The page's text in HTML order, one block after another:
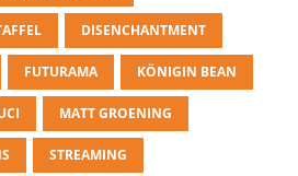
DISENCHANTMENT
FUTURAMA KÖNIGIN BEAN
MATT GROENING
STREAMING